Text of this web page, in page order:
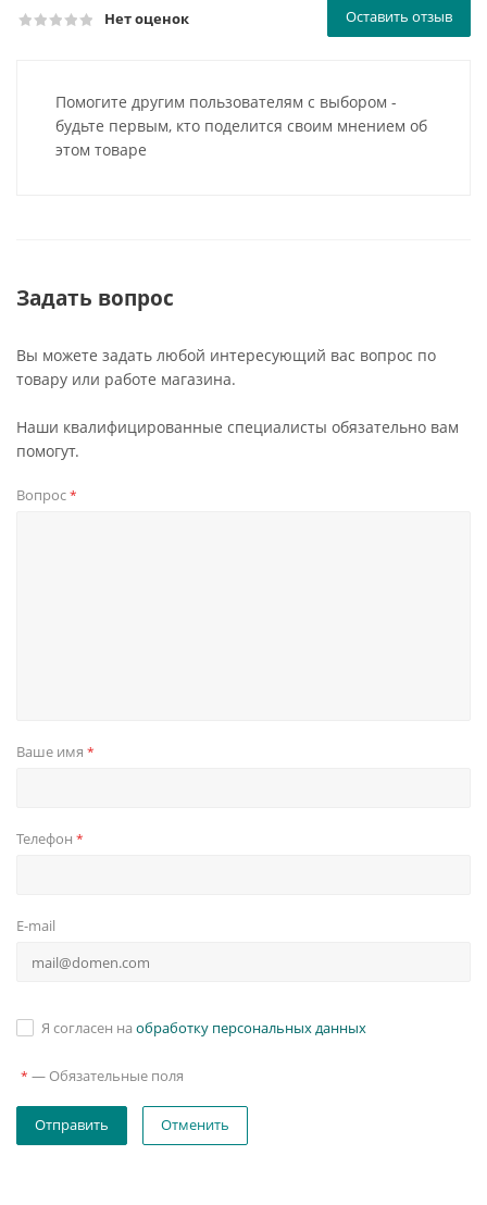
Нет оценок Оставить отзыв
Помогите другим пользователям с выбором -
будьте первым, кто поделится своим мнением об
этом товаре
Задать вопрос
Вы можете задать любой интересующий вас вопрос по
товару или работе магазина.
Наши квалифицированные специалисты обязательно вам
помогут.
Вопрос*
Ваше имя *
Телефон *
E-mail
Я согласен на обработку персональных данных
* — Обязательные поля
Отменить